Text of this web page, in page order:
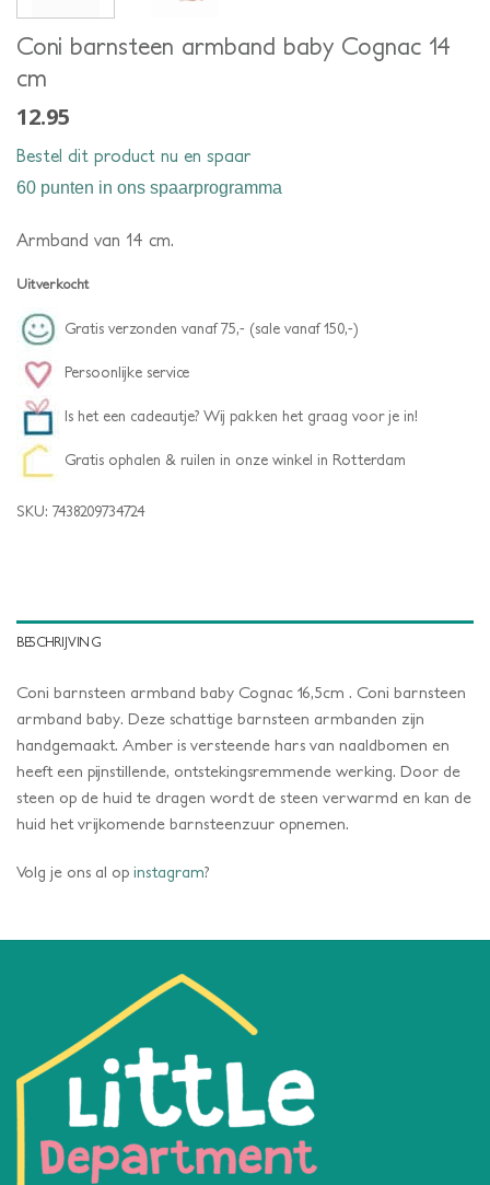
Coni barnsteen armband baby Cognac 14
cm
12.95
Bestel dit product nu en spaar
60 punten in ons spaarprogramma
Armband van 14 cm.
Uitverkocht
Gratis verzonden vanaf 75,- (sale vanaf 150,-)
Persoonlijke service
Is het een cadeautje? Wij pakken het graag voor je in!
Gratis ophalen & ruilen in onze winkel in Rotterdam
SKU: 7438209734724
BESCHRIJVING
Coni barnsteen armband baby Cognac 16,5cm . Coni barnsteen
armband baby. Deze schattige barnsteen armbanden zijn
handgemaakt. Amber is versteende hars van naaldbomen en
heeft een pijnstillende, ontstekingsremmende werking. Door de
steen op de huid te dragen wordt de steen verwarmd en kan de
huid het vrijkomende barnsteenzuur opnemen.
Volg je ons al op instagram?